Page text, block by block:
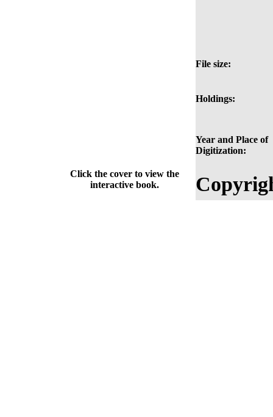
File size:
Holdings:
Year and Place of
Digitization:
Click the cover to view the
interactive book.